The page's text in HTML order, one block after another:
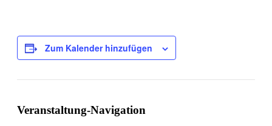
Zum Kalender hinzufügen
Veranstaltung-Navigation